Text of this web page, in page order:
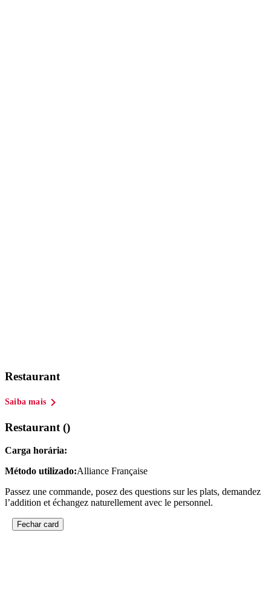
Restaurant
Saiba mais
Restaurant ()
Carga horária:
Método utilizado:Alliance Française
Passez une commande, posez des questions sur les plats, demandez
l’addition et échangez naturellement avec le personnel.
Fechar card